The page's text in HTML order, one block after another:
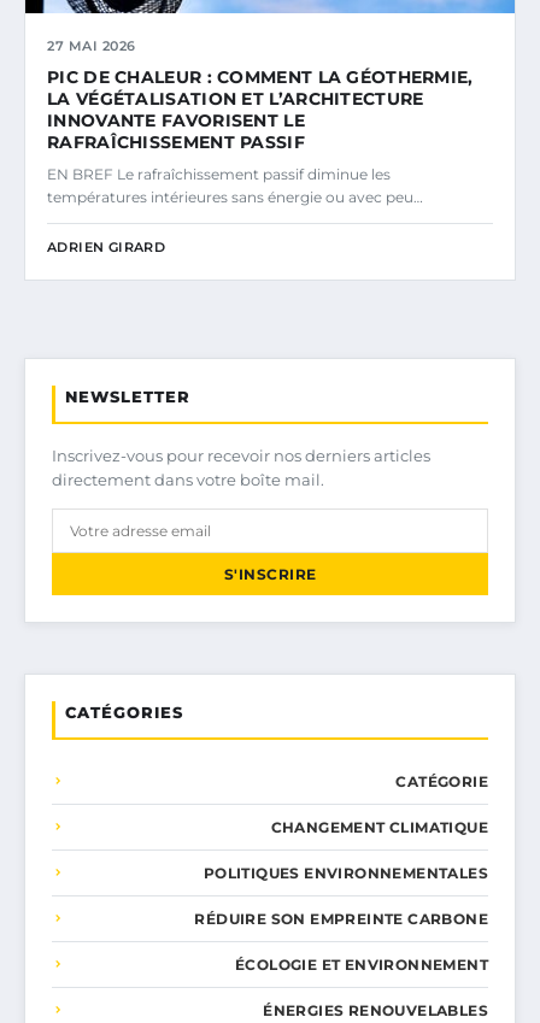
27 MAI 2026
PIC DE CHALEUR : COMMENT LA GÉOTHERMIE,
LA VÉGÉTALISATION ET L’ARCHITECTURE
INNOVANTE FAVORISENT LE
RAFRAÎCHISSEMENT PASSIF
EN BREF Le rafraîchissement passif diminue les
températures intérieures sans énergie ou avec peu…
ADRIEN GIRARD
NEWSLETTER
Inscrivez-vous pour recevoir nos derniers articles
directement dans votre boîte mail.
S'INSCRIRE
CATÉGORIES
CATÉGORIE
CHANGEMENT CLIMATIQUE
POLITIQUES ENVIRONNEMENTALES
RÉDUIRE SON EMPREINTE CARBONE
ÉCOLOGIE ET ENVIRONNEMENT
ÉNERGIES RENOUVELABLES